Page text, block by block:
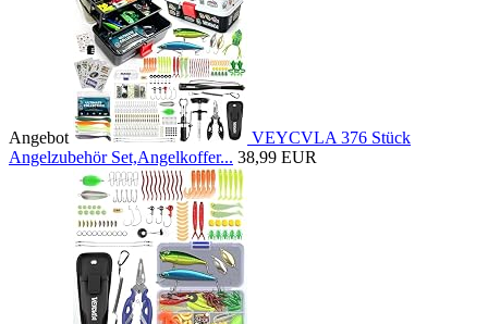
Angebot
VEYCVLA 376 Stück
Angelzubehör Set,Angelkoffer... 38,99 EUR